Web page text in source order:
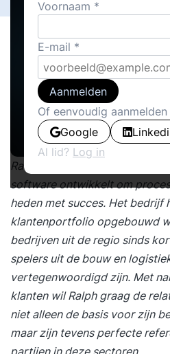
Ralph is 6 jaar geleden gestart
software ontwikkelt om
heden met succes. Het bedrijf
klantenportfolio opgebouwd
bedrijven uit de regio sinds
spelers uit de bouw en
vertegenwoordigd zijn. Met
klanten wil Ralph graag de
niet alleen de basis voor zijn
maar zijn tevens perfecte
partijen in deze sectoren.
Voornaam
E-mail
Aanmelden
Of eenvoudig aanmelden
Google
Al lid? Log in